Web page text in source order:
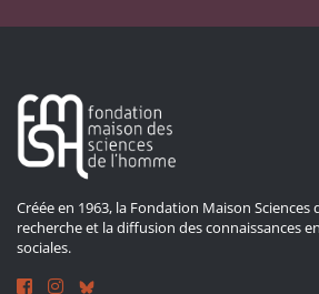
Créée en 1963, la Fondation Maison
recherche et la diffusion des connaissances
sociales.